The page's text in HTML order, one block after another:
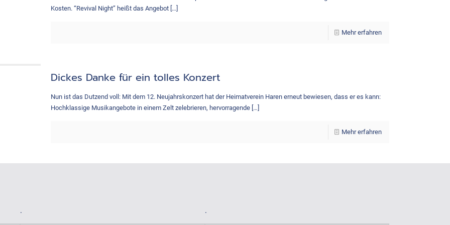
Kosten. “Revival Night” heißt das Angebot[…]
Mehr erfahren
Dickes Danke für ein tolles Konzert
Nun ist das Dutzend voll: Mit dem 12. Neujahrskonzert hat der Heimatverein Haren erneut bewiesen, dass er es kann:
Hochklassige Musikangebote in einem Zelt zelebrieren, hervorragende[…]
Mehr erfahren
. .